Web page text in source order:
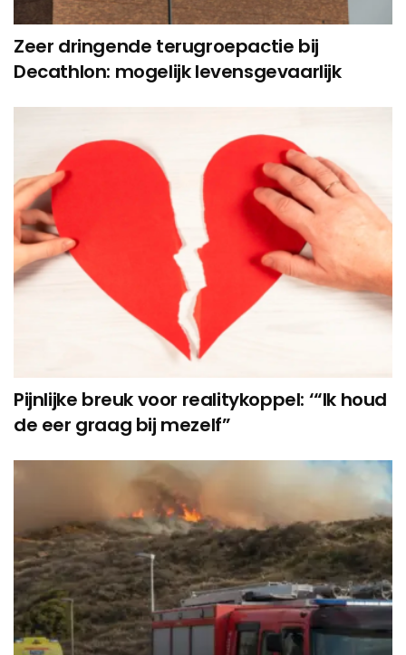
Zeer dringende terugroepactie bij
Decathlon: mogelijk levensgevaarlijk
Pijnlijke breuk voor realitykoppel: ‘“Ik houd
de eer graag bij mezelf”